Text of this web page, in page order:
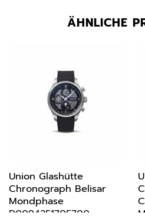
ÄHNLICHE
Union Glashütte
Chronograph Belisar
Mondphase
D0094251705700